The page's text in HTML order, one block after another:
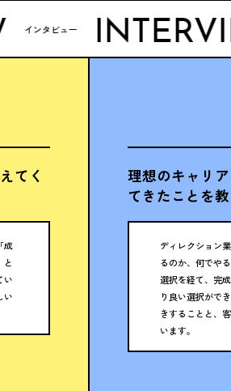
INTERVIEW
てく
成
い
い
理想のキャリ
てきたことを教
ディレクション
るのか、何でや
選択を経て、完
り良い選択がで
きすることと、
います。